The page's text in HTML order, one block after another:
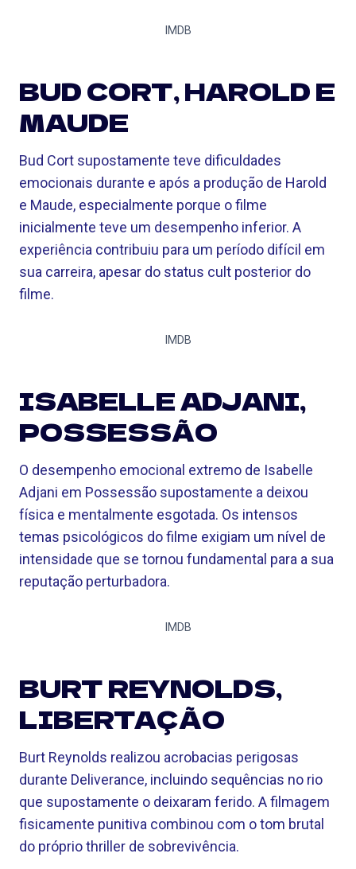
IMDB
BUD CORT, HAROLD E
MAUDE
Bud Cort supostamente teve dificuldades
emocionais durante e após a produção de Harold
e Maude, especialmente porque o filme
inicialmente teve um desempenho inferior. A
experiência contribuiu para um período difícil em
sua carreira, apesar do status cult posterior do
filme.
IMDB
ISABELLE ADJANI,
POSSESSÃO
O desempenho emocional extremo de Isabelle
Adjani em Possessão supostamente a deixou
física e mentalmente esgotada. Os intensos
temas psicológicos do filme exigiam um nível de
intensidade que se tornou fundamental para a sua
reputação perturbadora.
IMDB
BURT REYNOLDS,
LIBERTAÇÃO
Burt Reynolds realizou acrobacias perigosas
durante Deliverance, incluindo sequências no rio
que supostamente o deixaram ferido. A filmagem
fisicamente punitiva combinou com o tom brutal
do próprio thriller de sobrevivência.